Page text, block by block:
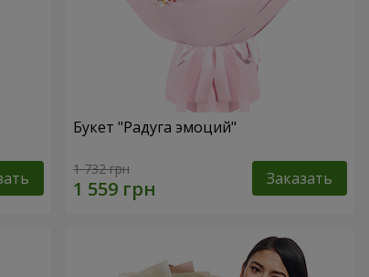
Букет "Радуга эмоций"
1 732 грн Заказать